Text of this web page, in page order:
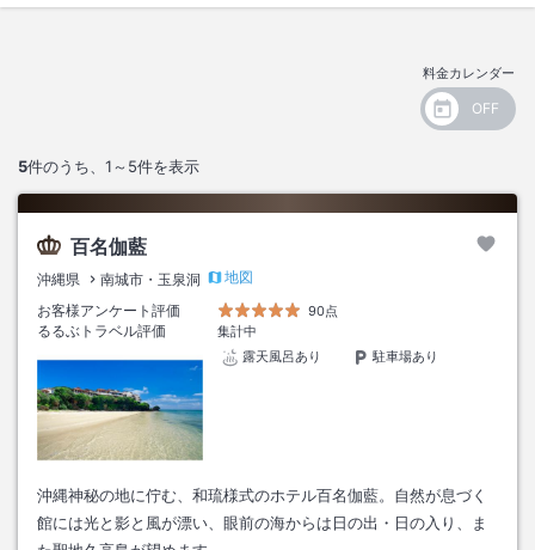
料金カレンダー
5件のうち、 1～5件を表示
百名伽藍
沖縄県 南城市・玉泉洞
地図
お客様アンケート評価
90点
るるぶトラベル評価
集計中
露天風呂あり
駐車場あり
沖縄神秘の地に佇む、和琉様式のホテル百名伽藍。自然が息づく
館には光と影と風が漂い、眼前の海からは日の出・日の入り、ま